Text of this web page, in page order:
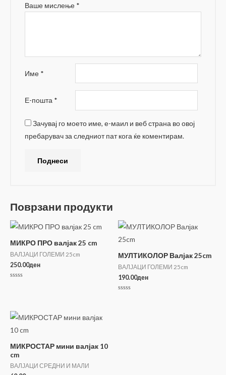
Ваше мислење *
Име *
Е-пошта *
Зачувај го моето име, е-маил и веб страна во овој
пребарувач за следниот пат кога ќе коментирам.
Поврзани продукти
МИКРО ПРО валјак 25 cm
ВАЛЈАЦИ ГОЛЕМИ 25cm
250.00ден
МУЛТИКОЛОР Валјак 25cm
ВАЛЈАЦИ ГОЛЕМИ 25cm
190.00ден
МИКРОСТАР мини валјак 10
cm
ВАЛЈАЦИ СРЕДНИ И МАЛИ